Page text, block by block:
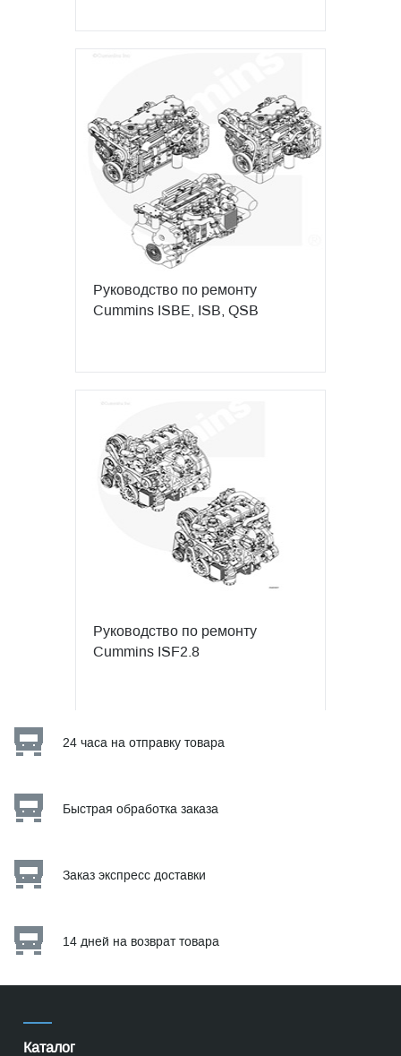
Руководство по ремонту
Cummins ISBE, ISB, QSB
Руководство по ремонту
Cummins ISF2.8
24 часа на отправку товара
Быстрая обработка заказа
Заказ экспресс доставки
14 дней на возврат товара
Каталог